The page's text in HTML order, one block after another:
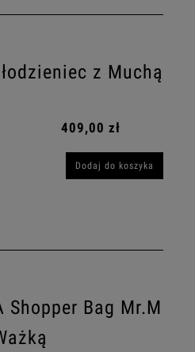
z Muchą
409,00 zł
Dodaj do koszyka
Shopper Bag Mr.M